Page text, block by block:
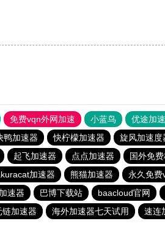
免费vqn外网加速 小蓝鸟 优途加
鸭加速器 快柠檬加速器 旋风加速度
起飞加速器 点点加速器 国外免
加速器 熊猫加速器 永久免费
速器 巴博下载站 baacloud官网
链加速器 海外加速器七天试用 速连